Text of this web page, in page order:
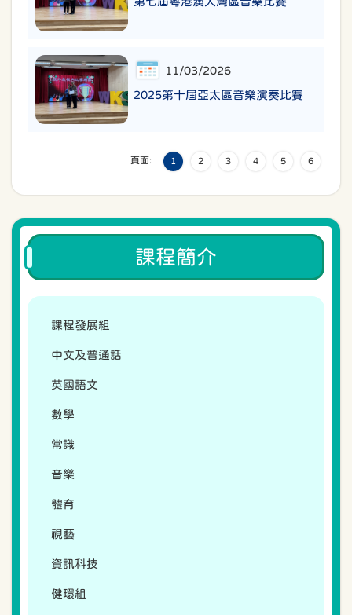
11/03/2026
2025第十屆亞太區音樂演奏比賽
頁面: 1 2 3 4 5 6
課程簡介
課程發展組
中文及普通話
英國語文
數學
常識
音樂
體育
視藝
資訊科技
健環組